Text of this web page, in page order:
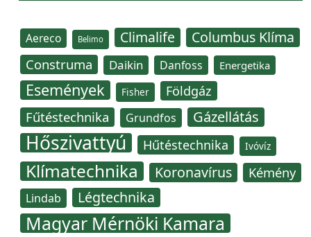
Aereco Belimo Climalife Columbus Klíma
Construma Daikin Danfoss Energetika
Események Fisher Földgáz
Fűtéstechnika Grundfos Gázellátás
Hőszivattyú Hűtéstechnika Ivóvíz
Klímatechnika Koronavírus Kémény
Lindab Légtechnika
Magyar Mérnöki Kamara